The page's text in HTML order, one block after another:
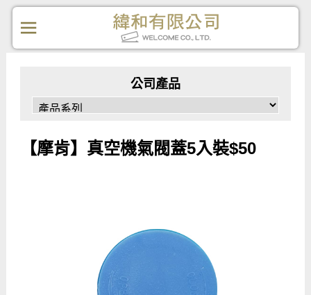
公司產品
【摩肯】真空機氣閥蓋5入裝$50